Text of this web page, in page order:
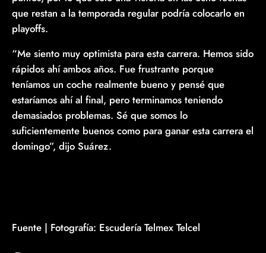
que restan a la temporada regular podría colocarlo en
playoffs.
“Me siento muy optimista para esta carrera. Hemos sido
rápidos ahí ambos años. Fue frustrante porque
teníamos un coche realmente bueno y pensé que
estaríamos ahí al final, pero terminamos teniendo
demasiados problemas. Sé que somos lo
suficientemente buenos como para ganar esta carrera el
domingo”, dijo Suárez.
Fuente | Fotografía: Escudería Telmex Telcel